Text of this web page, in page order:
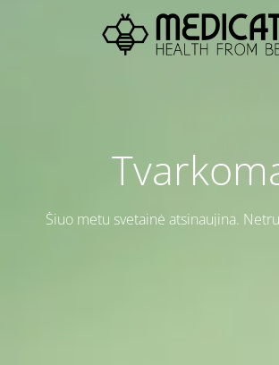
Šiuo metu svetainė atsinaujina.